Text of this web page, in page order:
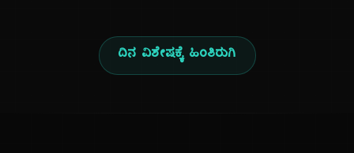
ದಿನ ವಿಶೇಷಕ್ಕೆ ಹಿಂತಿರುಗಿ